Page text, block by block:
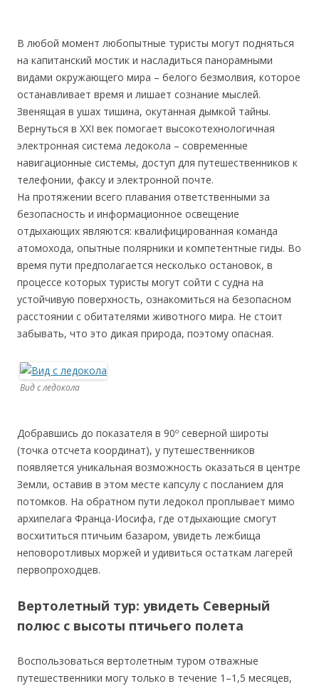
В любой момент любопытные туристы могут подняться
на капитанский мостик и насладиться панорамными
видами окружающего мира – белого безмолвия, которое
останавливает время и лишает сознание мыслей.
Звенящая в ушах тишина, окутанная дымкой тайны.
Вернуться в XXI век помогает высокотехнологичная
электронная система ледокола – современные
навигационные системы, доступ для путешественников к
телефонии, факсу и электронной почте.
На протяжении всего плавания ответственными за
безопасность и информационное освещение
отдыхающих являются: квалифицированная команда
атомохода, опытные полярники и компетентные гиды. Во
время пути предполагается несколько остановок, в
процессе которых туристы могут сойти с судна на
устойчивую поверхность, ознакомиться на безопасном
расстоянии с обитателями животного мира. Не стоит
забывать, что это дикая природа, поэтому опасная.
Вид с ледокола
Добравшись до показателя в 90º северной широты
(точка отсчета координат), у путешественников
появляется уникальная возможность оказаться в центре
Земли, оставив в этом месте капсулу с посланием для
потомков. На обратном пути ледокол проплывает мимо
архипелага Франца-Иосифа, где отдыхающие смогут
восхититься птичьим базаром, увидеть лежбища
неповоротливых моржей и удивиться остаткам лагерей
первопроходцев.
Вертолетный тур: увидеть Северный
полюс с высоты птичьего полета
Воспользоваться вертолетным туром отважные
путешественники могу только в течение 1–1,5 месяцев,